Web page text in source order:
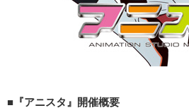
■『アニスタ』開催概要